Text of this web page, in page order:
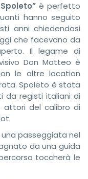
è perfetto
hanno seguito
anni chiedendosi
che facevano da
Il legame di
Don Matteo è
le altre location
Spoleto è stata
da registi italiani di
attori del calibro di
passeggiata nel
da una guida
toccherà le